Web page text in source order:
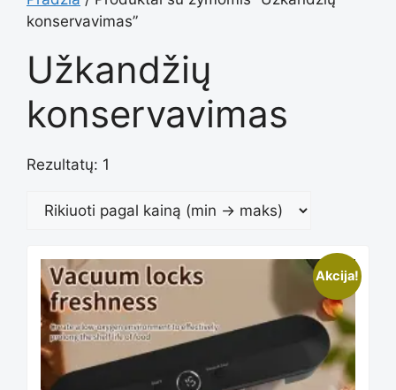
konservavimas”
Užkandžių
konservavimas
Rezultatų: 1
Akcija!
This
product